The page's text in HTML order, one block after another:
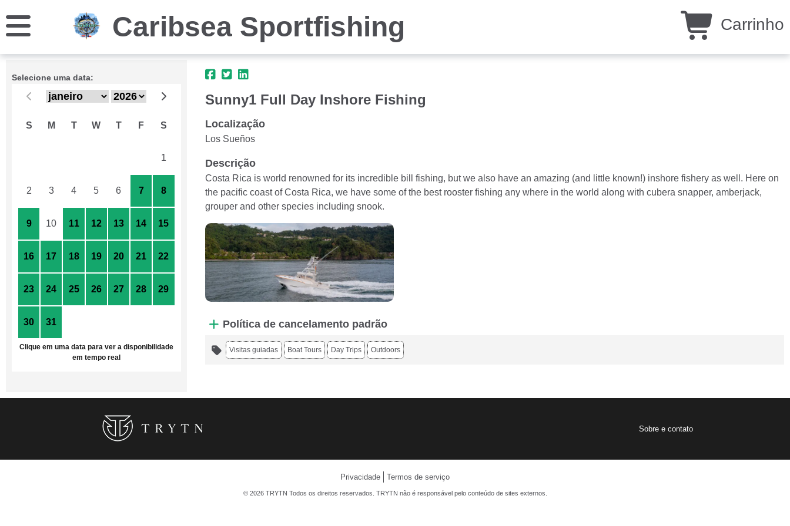
Caribsea Sportfishing Carrinho
Selecione uma data:
S M T W T F S
1
2 3 4 5 6 7 8
9 10 11 12 13 14 15
16 17 18 19 20 21 22
23 24 25 26 27 28 29
30 31
Clique em uma data para ver a disponibilidade
em tempo real
Sunny1 Full Day Inshore Fishing
Localização
Los Sueños
Descrição
Costa Rica is world renowned for its incredible bill fishing, but we also have an amazing (and little known!) inshore fishery as well. Here on
the pacific coast of Costa Rica, we have some of the best rooster fishing any where in the world along with cubera snapper, amberjack,
grouper and other species including snook.
Política de cancelamento padrão
Visitas guiadas Boat Tours Day Trips Outdoors
Sobre e contato
Privacidade Termos de serviço
© 2026 TRYTN Todos os direitos reservados. TRYTN não é responsável pelo conteúdo de sites externos.